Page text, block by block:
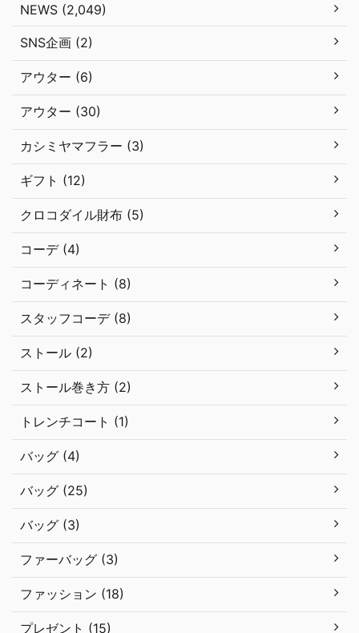
NEWS (2,049)
SNS企画 (2)
アウター (6)
アウター (30)
カシミヤマフラー (3)
ギフト (12)
クロコダイル財布 (5)
コーデ (4)
コーディネート (8)
スタッフコーデ (8)
ストール (2)
ストール巻き方 (2)
トレンチコート (1)
バッグ (4)
バッグ (25)
バッグ (3)
ファーバッグ (3)
ファッション (18)
プレゼント (15)